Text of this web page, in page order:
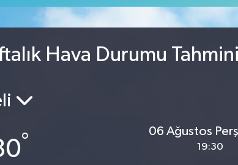
13.768
Hava Durumu Tahmini
°
06 Ağustos
19:30